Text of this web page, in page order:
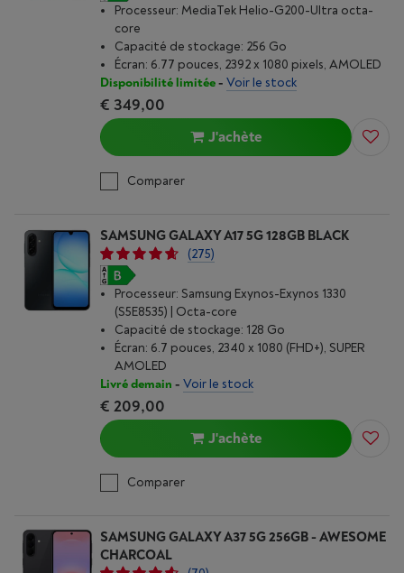
Processeur: MediaTek Helio-G200-Ultra octa-
core
Capacité de stockage: 256 Go
Écran: 6.77 pouces, 2392 x 1080 pixels, AMOLED
Disponibilité limitée- Voir le stock
€ 349,00
J'achète
Comparer
SAMSUNG GALAXY A17 5G 128GB BLACK
(275)
Processeur: Samsung Exynos-Exynos 1330
(S5E8535) | Octa-core
Capacité de stockage: 128 Go
Écran: 6.7 pouces, 2340 x 1080 (FHD+), SUPER
AMOLED
Livré demain - Voir le stock
€ 209,00
J'achète
Comparer
SAMSUNG GALAXY A37 5G 256GB - AWESOME
CHARCOAL